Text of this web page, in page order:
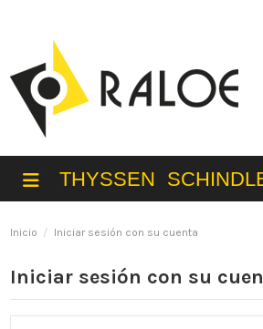
THYSSEN
Inicio Iniciar sesión con su cuenta
Iniciar sesión con su